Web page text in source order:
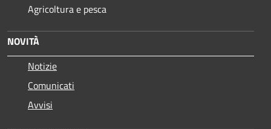
Agricoltura e pesca
NOVITÀ
Notizie
Comunicati
Avvisi